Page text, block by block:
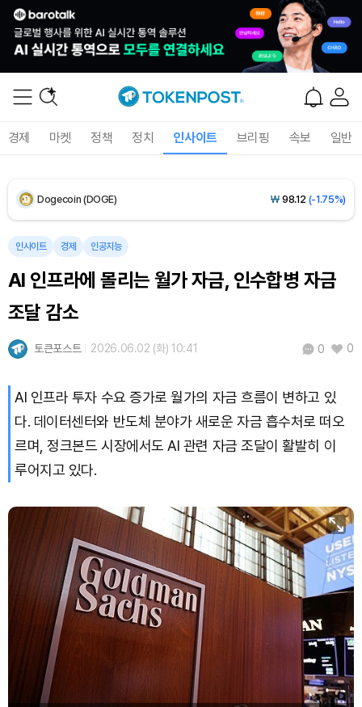
경제 마켓 정책 정치 인사이트 브리핑 속보 일반
XRP (XRP) ₩1,470(-3.21%)
Dogecoin (DOGE) ₩ 98.12 (-1.75%)
Bitcoin (BTC)
인사이트 경제 인공지능
AI 인프라에 몰리는 월가 자금, 인수합병 자금
조달 감소
토큰포스트 2026.06.02 (화) 10:41 0 0
AI 인프라 투자 수요 증가로 월가의 자금 흐름이 변하고 있
다. 데이터센터와 반도체 분야가 새로운 자금 흡수처로 떠오
르며, 정크본드 시장에서도 AI 관련 자금 조달이 활발히 이
루어지고 있다.